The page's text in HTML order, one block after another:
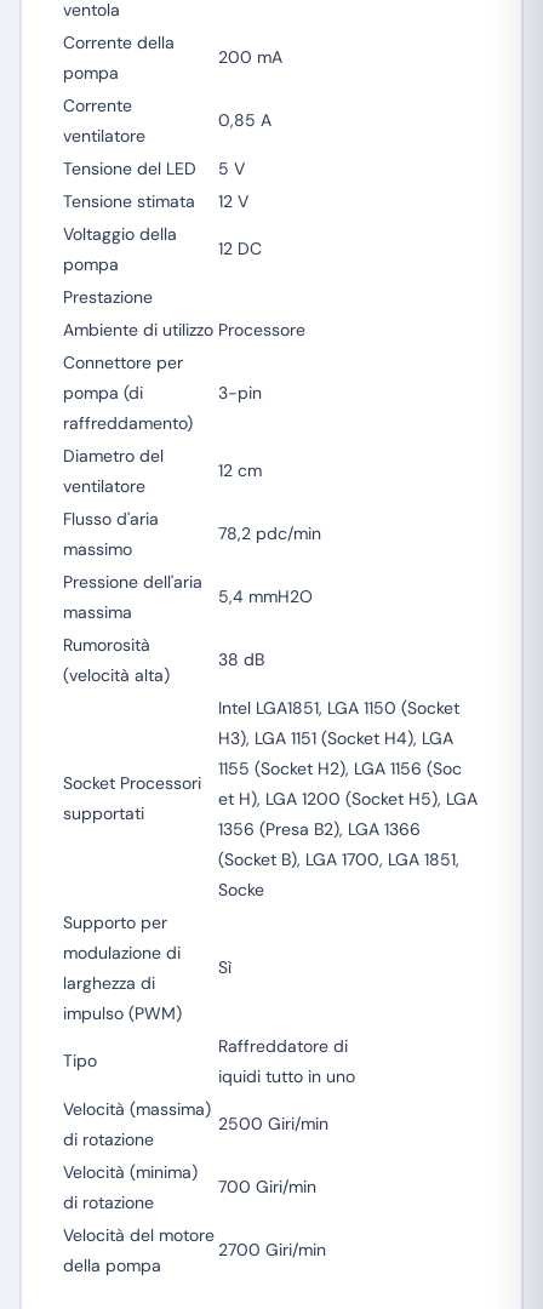
ventola
Corrente della
pompa
200 mA
Corrente
ventilatore
0,85 A
Tensione del LED
5 V
Tensione stimata
12 V
Voltaggio della
pompa
12 DC
Prestazione
Ambiente di utilizzo Processore
Connettore per
pompa (di
raffreddamento)
3-pin
Diametro del
ventilatore
12 cm
Flusso d'aria
massimo
78,2 pdc/min
Pressione dell'aria
massima
5,4 mmH2O
Rumorosità
(velocità alta)
38 dB
Socket Processori
supportati
Intel LGA1851, LGA 1150 (Socket
H3), LGA 1151 (Socket H4), LGA
1155 (Socket H2), LGA 1156 (Soc
et H), LGA 1200 (Socket H5), LGA
1356 (Presa B2), LGA 1366
(Socket B), LGA 1700, LGA 1851,
Socke
Supporto per
modulazione di
larghezza di
impulso (PWM)
Sì
Tipo
Raffreddatore di
iquidi tutto in uno
Velocità (massima)
di rotazione
2500 Giri/min
Velocità (minima)
di rotazione
700 Giri/min
Velocità del motore
della pompa
2700 Giri/min